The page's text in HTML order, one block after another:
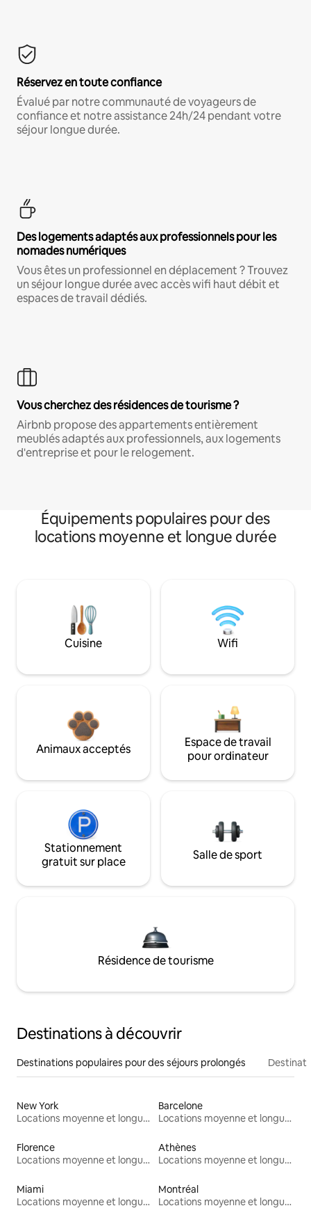
Réservez en toute confiance
Évalué par notre communauté de voyageurs de
confiance et notre assistance 24h/24 pendant votre
séjour longue durée.
Des logements adaptés aux professionnels pour les
nomades numériques
Vous êtes un professionnel en déplacement ? Trouvez
un séjour longue durée avec accès wifi haut débit et
espaces de travail dédiés.
Vous cherchez des résidences de tourisme ?
Airbnb propose des appartements entièrement
meublés adaptés aux professionnels, aux logements
d'entreprise et pour le relogement.
Équipements populaires pour des
locations moyenne et longue durée
Cuisine Wifi
Animaux acceptés
Espace de travail
pour ordinateur
Stationnement
gratuit sur place
Salle de sport
Résidence de tourisme
Destinations à découvrir
Destinations populaires pour des séjours prolongés
New York
Locations moyenne et longue durée
Barcelone
Locations moyenne et longue durée
Florence
Locations moyenne et longue durée
Athènes
Locations moyenne et longue durée
Miami
Locations moyenne et longue durée
Montréal
Locations moyenne et longue durée